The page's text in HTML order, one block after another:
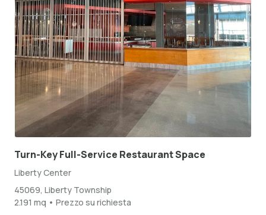
Turn-Key Full-Service Restaurant Space
Liberty Center
45069, Liberty Township
2.191 mq • Prezzo su richiesta